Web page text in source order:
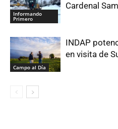
Informando
Primero
Cardenal
Campo al Día
INDAP
en visita de